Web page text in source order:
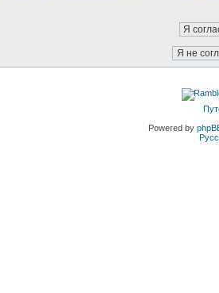
Powered by